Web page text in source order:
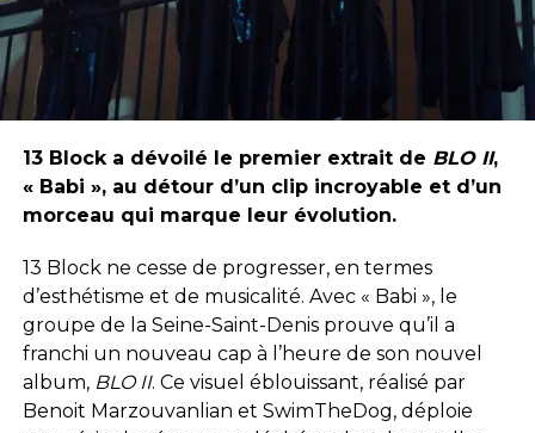
13 Block a dévoilé le premier extrait de BLO II,
« Babi », au détour d’un clip incroyable et d’un
morceau qui marque leur évolution.
13 Block ne cesse de progresser, en termes
d’esthétisme et de musicalité. Avec « Babi », le
groupe de la Seine-Saint-Denis prouve qu’il a
franchi un nouveau cap à l’heure de son nouvel
album, BLO II. Ce visuel éblouissant, réalisé par
Benoit Marzouvanlian et SwimTheDog, déploie